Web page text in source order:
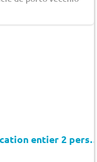
Alizé Vue mer incroyable, Piscine